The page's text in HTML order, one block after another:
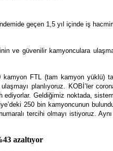
geçen 1,5 yıl içinde iş
ve güvenilir kamyonculara
FTL (tam kamyon yüklü)
planlıyoruz. KOBİ’ler
Geldiğimiz noktada,
250 bin kamyoncunun
tercihi olmayı istiyoruz.
azaltıyor